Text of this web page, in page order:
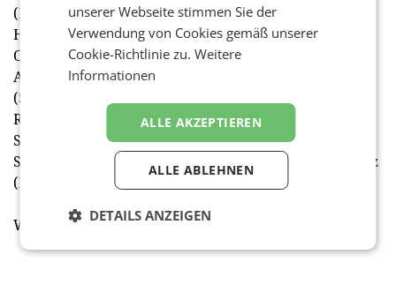
(Digitalsunray Media), Marco Harfmann (A1), Lukas
Hetzendorfer (Jentis), Eva Holz-Dahrenstaedt (ÖBB),
Olga Kundius (Nespresso), Nina Mahnik (Mondelez),
Andrea Mikhaeel (Thalia), Nicole Niederstrasser
(Salzburg AG), Wolfgang Pfleger (ORF), Elisabeth
Römer-Russwurm (Österreichische Lotterien), Irene
Sagmeister (We Love TBWA), Georg Scheu (Yoc), Julia
Schöne (Billa), Stefan Emese (Würth), Elisabeth Strutz
(Billa) und Alexander Zoubek (Divison4). (red)
Weitere Informationen auf mediaaward.at
unserer Webseite stimmen Sie der
Verwendung von Cookies gemäß unserer
Cookie-Richtlinie zu.Weitere
Informationen
ALLE AKZEPTIEREN
ALLE ABLEHNEN
DETAILS ANZEIGEN